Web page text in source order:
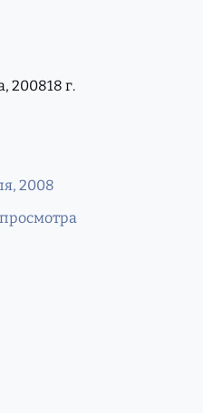
200818 г.
2008